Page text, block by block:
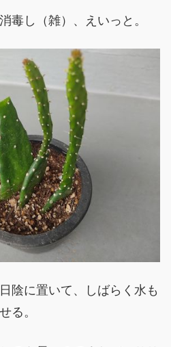
毒し（雑）、えいっと。
陰に置いて、しばらく水も
る。